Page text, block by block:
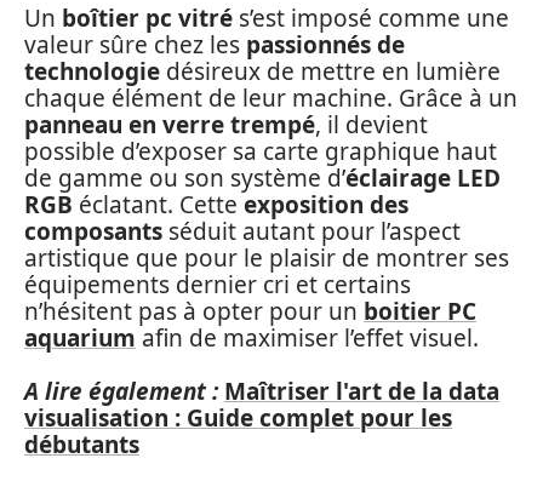
Un boîtier pc vitré s’est imposé comme une
valeur sûre chez les passionnés de
technologie désireux de mettre en lumière
chaque élément de leur machine. Grâce à un
panneau en verre trempé, il devient
possible d’exposer sa carte graphique haut
de gamme ou son système d’éclairage LED
RGB éclatant. Cette exposition des
composants séduit autant pour l’aspect
artistique que pour le plaisir de montrer ses
équipements dernier cri et certains
n’hésitent pas à opter pour un boitier PC
aquarium afin de maximiser l’effet visuel.
A lire également : Maîtriser l'art de la data
visualisation : Guide complet pour les
débutants